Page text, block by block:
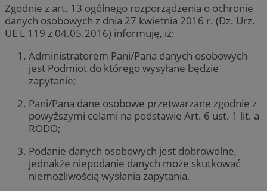
Zgodnie z art. 13 ogólnego rozporządzenia o ochronie
danych osobowych z dnia 27 kwietnia 2016 r. (Dz. Urz.
UE L 119 z 04.05.2016) informuję, iż:
Administratorem Pani/Pana danych osobowych
jest Podmiot do którego wysyłane będzie
zapytanie;
Pani/Pana dane osobowe przetwarzane zgodnie z
powyższymi celami na podstawie Art. 6 ust. 1 lit. a
RODO;
Podanie danych osobowych jest dobrowolne,
jednakże niepodanie danych może skutkować
niemożliwością wysłania zapytania.